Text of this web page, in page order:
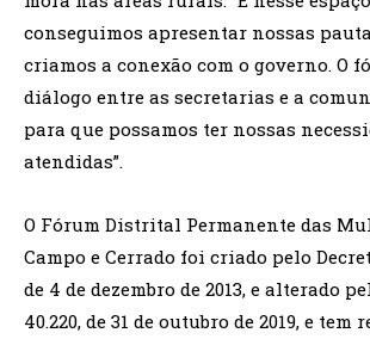
conseguimos apresentar nossas
criamos a conexão com o governo. O
diálogo entre as secretarias e a
para que possamos ter nossas
atendidas”.
O Fórum Distrital Permanente das
Campo e Cerrado foi criado pelo
de 4 de dezembro de 2013, e alterado
40.220, de 31 de outubro de 2019, e tem